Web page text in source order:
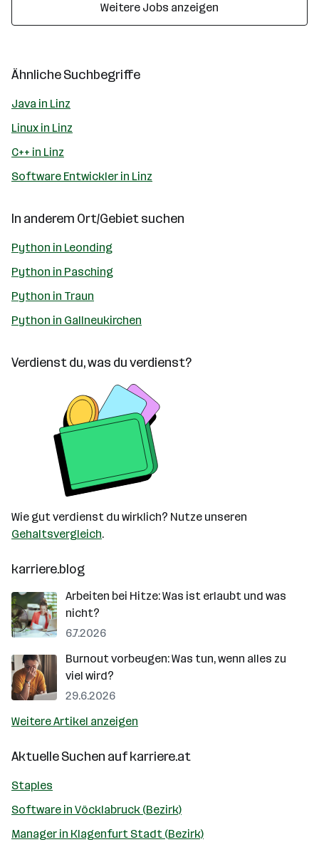
Weitere Jobs anzeigen
Ähnliche Suchbegriffe
Java in Linz
Linux in Linz
C++ in Linz
Software Entwickler in Linz
In anderem Ort/Gebiet suchen
Python in Leonding
Python in Pasching
Python in Traun
Python in Gallneukirchen
Verdienst du, was du verdienst?
Wie gut verdienst du wirklich? Nutze unseren
Gehaltsvergleich.
karriere.blog
Arbeiten bei Hitze: Was ist erlaubt und was
nicht?
6.7.2026
Burnout vorbeugen: Was tun, wenn alles zu
viel wird?
29.6.2026
Weitere Artikel anzeigen
Aktuelle Suchen aufkarriere.at
Staples
Software in Vöcklabruck (Bezirk)
Manager in Klagenfurt Stadt (Bezirk)